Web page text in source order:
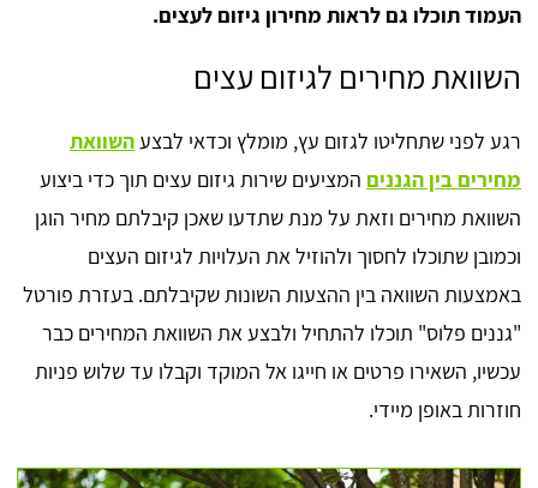
העמוד תוכלו גם לראות מחירון גיזום לעצים.
השוואת מחירים לגיזום עצים
רגע לפני שתחליטו לגזום עץ, מומלץ וכדאי לבצעהשוואת
מחירים בין הגננים המציעים שירות גיזום עצים תוך כדי ביצוע
השוואת מחירים וזאת על מנת שתדעו שאכן קיבלתם מחיר הוגן
וכמובן שתוכלו לחסוך ולהוזיל את העלויות לגיזום העצים
באמצעות השוואה בין ההצעות השונות שקיבלתם. בעזרת פורטל
"גננים פלוס" תוכלו להתחיל ולבצע את השוואת המחירים כבר
עכשיו, השאירו פרטים או חייגו אל המוקד וקבלו עד שלוש פניות
חוזרות באופן מיידי.